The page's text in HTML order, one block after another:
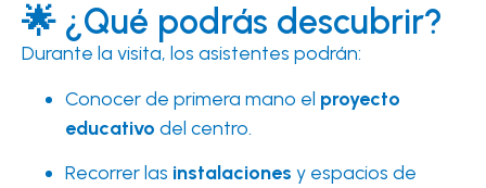
🌟 ¿Qué podrás descubrir?
Durante la visita, los asistentes podrán:
Conocer de primera mano el proyecto
educativo del centro.
Recorrer las instalaciones y espacios de